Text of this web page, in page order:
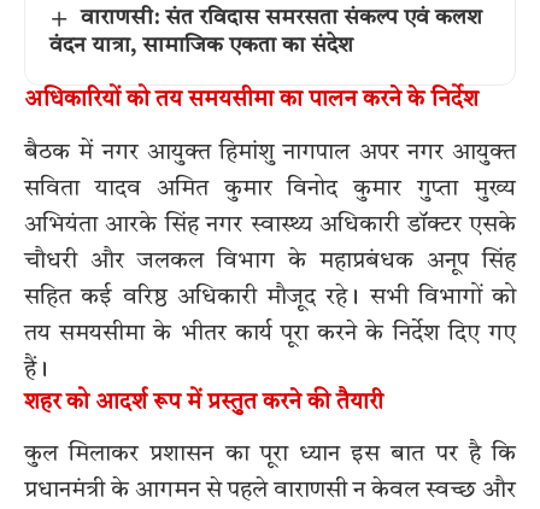
वाराणसी: संत रविदास समरसता संकल्प एवं कलश
वंदन यात्रा, सामाजिक एकता का संदेश
अधिकारियों को तय समयसीमा का पालन करने के निर्देश
बैठक में नगर आयुक्त हिमांशु नागपाल अपर नगर आयुक्त
सविता यादव अमित कुमार विनोद कुमार गुप्ता मुख्य
अभियंता आरके सिंह नगर स्वास्थ्य अधिकारी डॉक्टर एसके
चौधरी और जलकल विभाग के महाप्रबंधक अनूप सिंह
सहित कई वरिष्ठ अधिकारी मौजूद रहे। सभी विभागों को
तय समयसीमा के भीतर कार्य पूरा करने के निर्देश दिए गए
हैं।
शहर को आदर्श रूप में प्रस्तुत करने की तैयारी
कुल मिलाकर प्रशासन का पूरा ध्यान इस बात पर है कि
प्रधानमंत्री के आगमन से पहले वाराणसी न केवल स्वच्छ और